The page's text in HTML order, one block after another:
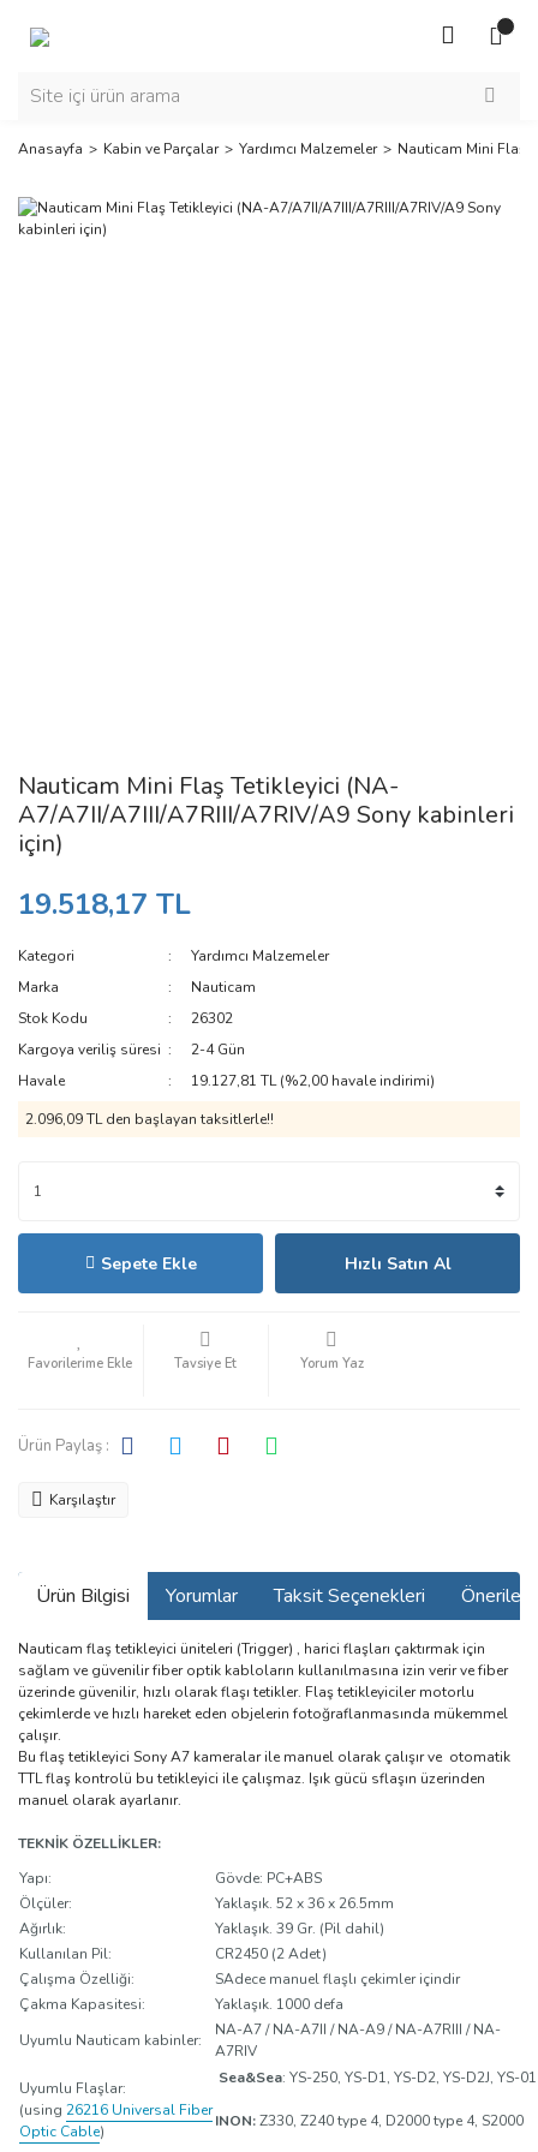
Anasayfa Kabin ve Parçalar Yardımcı Malzemeler Nauticam Mini Flaş
Nauticam Mini Flaş Tetikleyici (NA-
A7/A7II/A7III/A7RIII/A7RIV/A9 Sony kabinleri
için)
19.518,17 TL
Kategori
Yardımcı Malzemeler
Marka
Nauticam
Stok Kodu
26302
Kargoya veriliş süresi
2-4 Gün
Havale
19.127,81 TL (%2,00 havale indirimi)
2.096,09 TL den başlayan taksitlerle!!
Sepete Ekle Hızlı Satın Al
Tavsiye Et Yorum Yaz
Ürün Paylaş :
Karşılaştır
Ürün Bilgisi Yorumlar Taksit Seçenekleri
Nauticam flaş tetikleyici üniteleri (Trigger) , harici flaşları çaktırmak için
sağlam ve güvenilir fiber optik kabloların kullanılmasına izin verir ve fiber
üzerinde güvenilir, hızlı olarak flaşı tetikler. Flaş tetikleyiciler motorlu
çekimlerde ve hızlı hareket eden objelerin fotoğraflanmasında mükemmel
çalışır.
Bu flaş tetikleyici Sony A7 kameralar ile manuel olarak çalışır ve otomatik
TTL flaş kontrolü bu tetikleyici ile çalışmaz. Işık gücü sflaşın üzerinden
manuel olarak ayarlanır.
TEKNIK ÖZELLIKLER:
Yapı:
Gövde: PC+ABS
Ölçüler:
Yaklaşık. 52 x 36 x 26.5mm
Ağırlık:
Yaklaşık. 39 Gr. (Pil dahil)
Kullanılan Pil:
CR2450 (2 Adet)
Çalışma Özelliği:
SAdece manuel flaşlı çekimler içindir
Çakma Kapasitesi:
Yaklaşık. 1000 defa
Uyumlu Nauticam kabinler:
NA-A7 / NA-A7II / NA-A9 / NA-A7RIII / NA-
A7RIV
Uyumlu Flaşlar:
(using 26216 Universal Fiber
Optic Cable)
Sea&Sea: YS-250, YS-D1, YS-D2, YS-D2J, YS-01
INON:Z330, Z240 type 4, D2000 type 4, S2000